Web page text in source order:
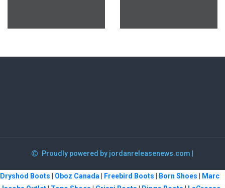
Proudly powered by jordanreleasenews.com
Dryshod Boots Oboz Canada Freebird Boots Born Shoes
Marc